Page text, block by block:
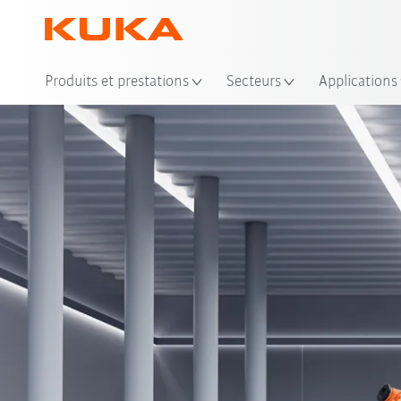
Produits et prestations Secteurs Applications